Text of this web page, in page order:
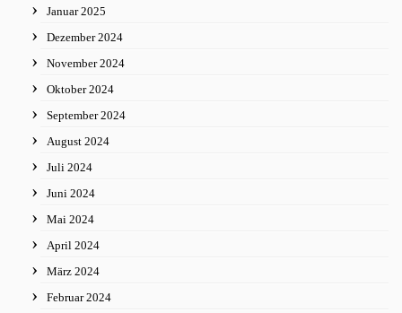
Januar 2025
Dezember 2024
November 2024
Oktober 2024
September 2024
August 2024
Juli 2024
Juni 2024
Mai 2024
April 2024
März 2024
Februar 2024